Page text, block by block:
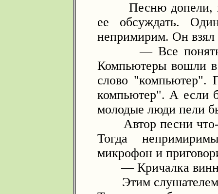
Песню допели, и
ее обсуждать.
непримирим. Он взял
— Все
Компьютеры вошли
слово "компьютер".
компьютер". А если
молодые люди пели
Автор песни что-
Тогда
микрофон и
— Кричалка
Этим слушателем